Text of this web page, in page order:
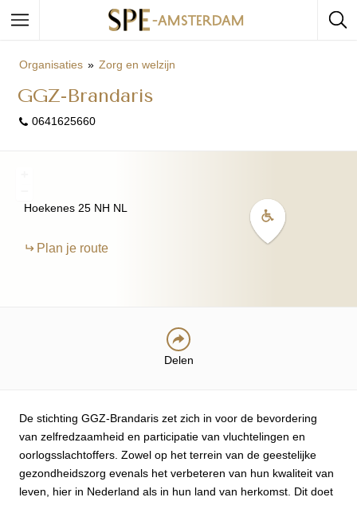
Organisaties Zorg en welzijn
GGZ-Brandaris
0641625660
Hoekenes 25 NH NL
Plan je route
Delen
De stichting GGZ-Brandaris zet zich in voor de bevordering
van zelfredzaamheid en participatie van vluchtelingen en
oorlogsslachtoffers. Zowel op het terrein van de geestelijke
gezondheidszorg evenals het verbeteren van hun kwaliteit van
leven, hier in Nederland als in hun land van herkomst. Dit doet